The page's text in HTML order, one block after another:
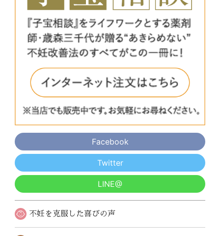
Facebook
Twitter
LINE@
不妊を克服した喜びの声